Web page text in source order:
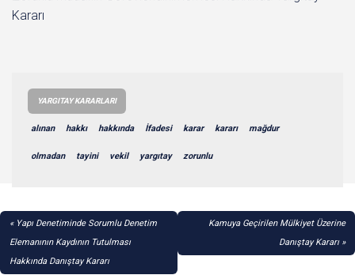
Kararı
YARGITAY KARARLARI
alınan hakkı hakkında İfadesi karar kararı mağdur
olmadan tayini vekil yargıtay zorunlu
YAZI
GEZINMESI
Yapı Denetiminde Sorumlu Denetim
Elemanının Kaydının Tutulması
Hakkında Danıştay Kararı
Kamuya Geçirilen Mülkiyet Üzerine
Danıştay Kararı